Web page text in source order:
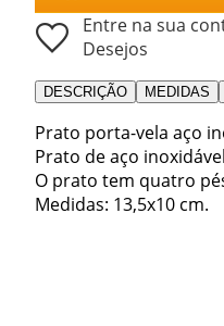
Entre na sua
Desejos
DESCRIÇÃO MEDIDAS
Prato porta-vela aço
Prato de aço
O prato tem quatro
Medidas: 13,5x10 cm.